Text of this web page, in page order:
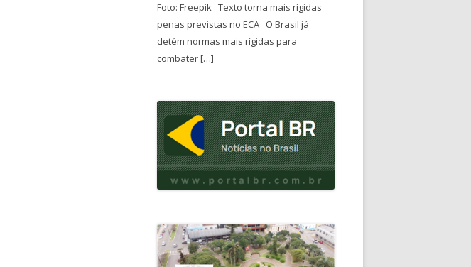
Foto: Freepik Texto torna mais rígidas
penas previstas no ECA O Brasil já
detém normas mais rígidas para
combater […]